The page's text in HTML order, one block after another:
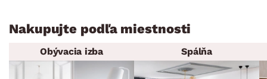
Nakupujte podľa miestnosti
Obývacia izba Spálňa